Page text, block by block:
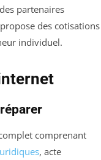
partenaires
des cotisations
individuel.
comprenant
, acte